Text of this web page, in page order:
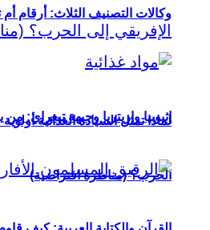
إثيوبيا وإريتريا وجبهة تيغراي:
الحرب؟ (مناظرة افتراضية)
وكالات التصنيف الثلاث: أرقام
لماذا تمثل السيادة الغذائية